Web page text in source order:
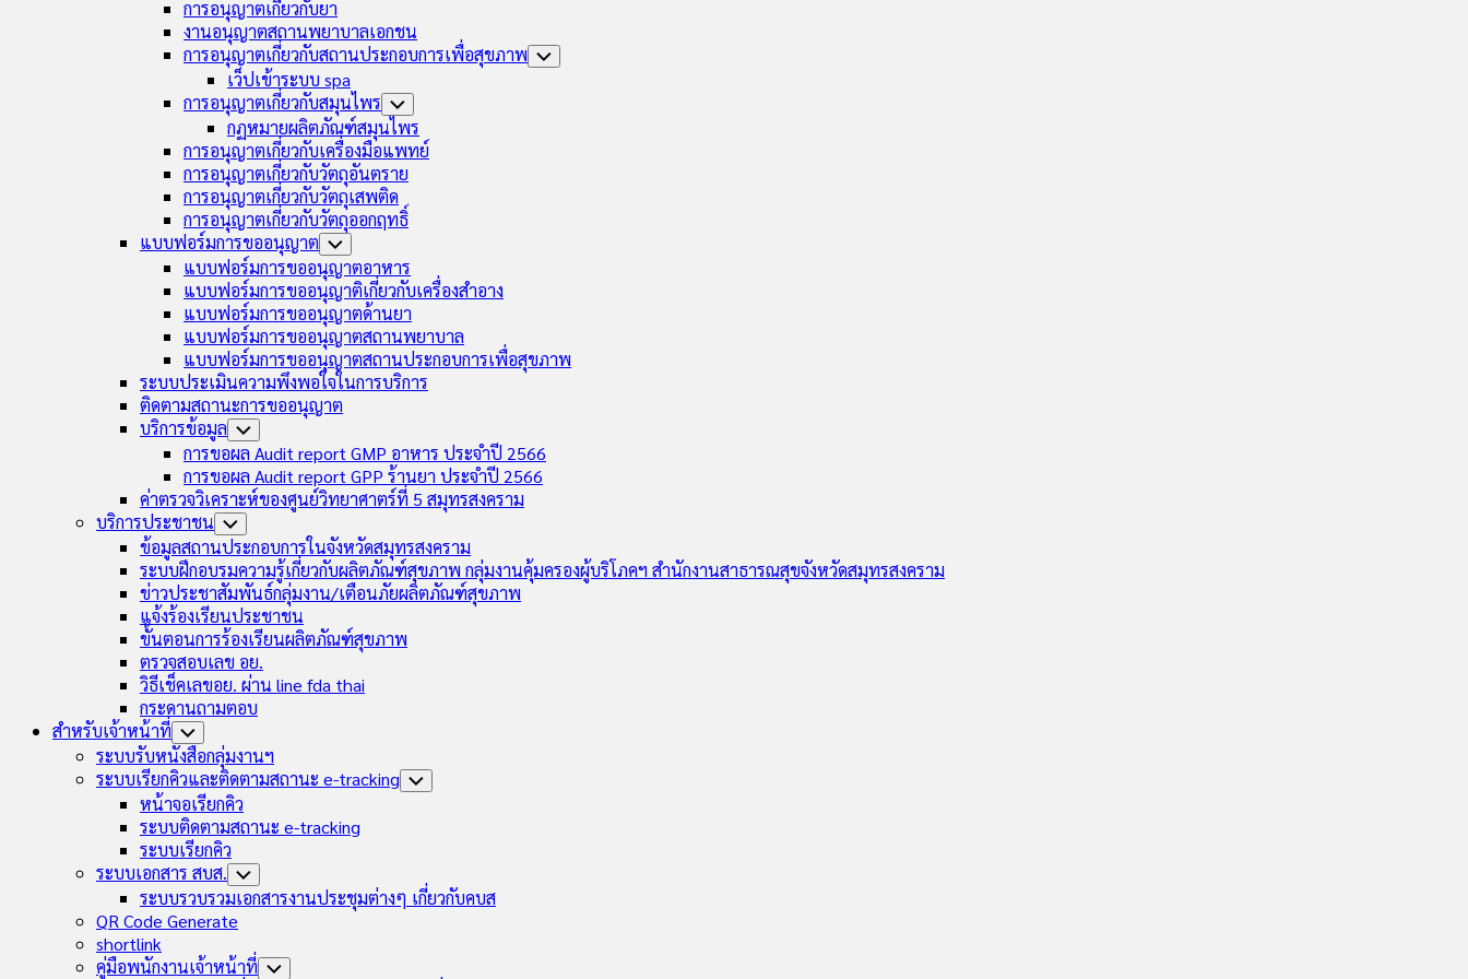
การอนุญาตเกี่ยวกับยา
งานอนุญาตสถานพยาบาลเอกชน
การอนุญาตเกี่ยวกับสถานประกอบการเพื่อสุขภาพ Toggle
เว็ปเข้าระบบ spa
การอนุญาตเกี่ยวกับสมุนไพร Toggle
Child
Menu
กฏหมายผลิตภัณฑ์สมุนไพร
การอนุญาตเกี่ยวกับเครื่องมือแพทย์
การอนุญาตเกี่ยวกับวัตถุอันตราย
การอนุญาตเกี่ยวกับวัตถุเสพติด
การอนุญาตเกี่ยวกับวัตถุออกฤทธิ์
แบบฟอร์มการขออนุญาต Toggle
Child
Menu
แบบฟอร์มการขออนุญาตอาหาร
แบบฟอร์มการขออนุญาติเกี่ยวกับเครื่องสำอาง
แบบฟอร์มการขออนุญาตด้านยา
แบบฟอร์มการขออนุญาตสถานพยาบาล
แบบฟอร์มการขออนุญาตสถานประกอบการเพื่อสุขภาพ
ระบบประเมินความพึงพอใจในการบริการ
ติดตามสถานะการขออนุญาต
บริการข้อมูล Toggle
Child
Menu
การขอผล Audit report GMP อาหาร ประจำปี 2566
การขอผล Audit report GPP ร้านยา ประจำปี 2566
ค่าตรวจวิเคราะห์ของศูนย์วิทยาศาตร์ที่ 5 สมุทรสงคราม
บริการประชาชน Toggle
Child
Menu
ข้อมูลสถานประกอบการในจังหวัดสมุทรสงคราม
ระบบฝึกอบรมความรู้เกี่ยวกับผลิตภัณฑ์สุขภาพ กลุ่มงานคุ้มครองผู้บริโภคฯ สำนักงานสาธารณสุขจังหวัดสมุทรสงคราม
ข่าวประชาสัมพันธ์กลุ่มงาน/เตือนภัยผลิตภัณฑ์สุขภาพ
แจ้งร้องเรียนประชาชน
ขั้นตอนการร้องเรียนผลิตภัณฑ์สุขภาพ
ตรวจสอบเลข อย.
วิธีเช็คเลขอย. ผ่าน line fda thai
กระดานถามตอบ
สำหรับเจ้าหน้าที่ Toggle
Child
Menu
ระบบรับหนังสือกลุ่มงานฯ
ระบบเรียกคิวและติดตามสถานะ e-tracking Toggle
หน้าจอเรียกคิว
ระบบติดตามสถานะ e-tracking
ระบบเรียกคิว
ระบบเอกสาร สบส. Toggle
Child
Menu
ระบบรวบรวมเอกสารงานประชุมต่างๆ เกี่ยวกับคบส
QR Code Generate
shortlink
คู่มือพนักงานเจ้าหน้าที่ Toggle